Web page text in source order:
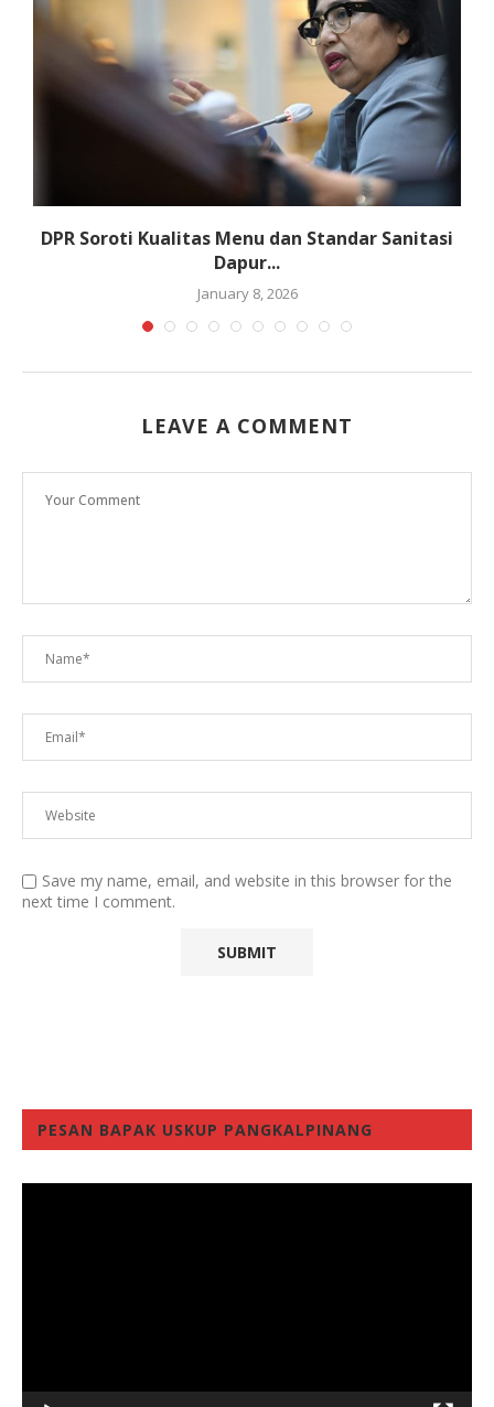
DPR Soroti Kualitas Menu dan Standar Sanitasi
Dapur...
January 8, 2026
LEAVE A COMMENT
Save my name, email, and website in this browser for the
next time I comment.
PESAN BAPAK USKUP PANGKALPINANG